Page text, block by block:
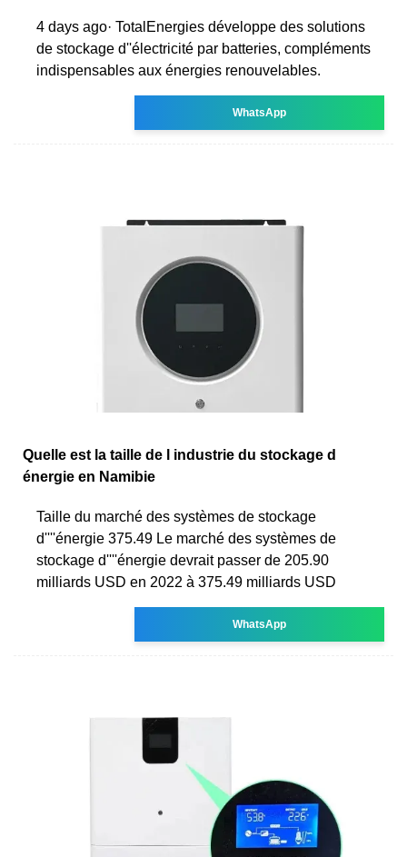
4 days ago· TotalEnergies développe des solutions
de stockage d''électricité par batteries, compléments
indispensables aux énergies renouvelables.
WhatsApp
Quelle est la taille de l industrie du stockage d
énergie en Namibie
Taille du marché des systèmes de stockage
d''''énergie 375.49 Le marché des systèmes de
stockage d''''énergie devrait passer de 205.90
milliards USD en 2022 à 375.49 milliards USD
WhatsApp